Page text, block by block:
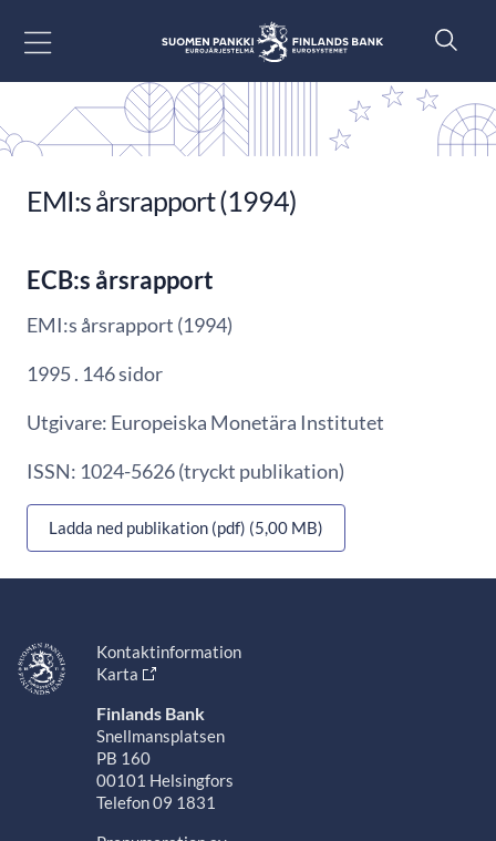
EMI:s årsrapport (1994)
ECB:s årsrapport
EMI:s årsrapport (1994)
1995 . 146 sidor
Utgivare: Europeiska Monetära Institutet
ISSN: 1024-5626 (tryckt publikation)
Ladda ned publikation (pdf) (5,00 MB)
Kontaktinformation
Karta
Finlands Bank
Snellmansplatsen
PB 160
00101 Helsingfors
Telefon 09 1831